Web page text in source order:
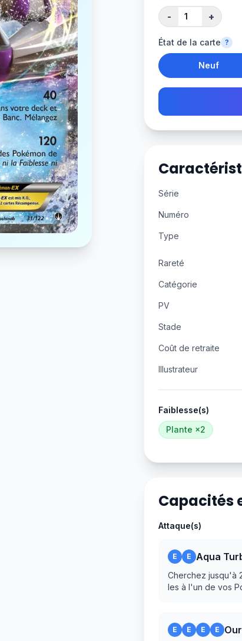
- +
État de la carte ?
Neuf
Série
Numéro
Type
Rareté
Catégorie
PV
Stade
Coût de retraite
Illustrateur
Faiblesse(s)
Plante ×2
Capacités
Attaque(s)
E E Aqua
Cherchez jusqu'à
les à l'un de vos
E E E E